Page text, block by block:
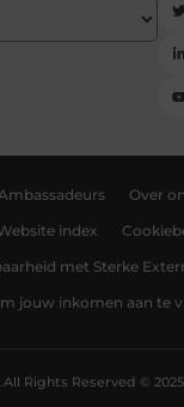
Over
index
met Sterke
jouw inkomen aan te
All Rights Reserved © 2025